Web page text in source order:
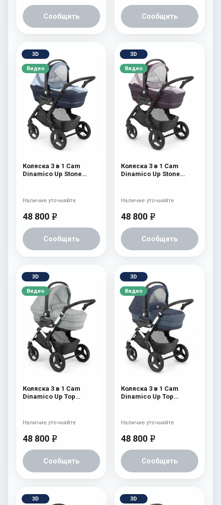
Сообщить Сообщить
3D
Видео
Коляска 3 в 1 Cam
Dinamico Up Stone
48 800 e
Сообщить
Наличие уточняйте
3D
Видео
Коляска 3 в 1 Cam
Dinamico Up Stone
48 800 e
Сообщить
Наличие уточняйте
3D
Видео
Коляска 3 в 1 Cam
Dinamico Up Top
48 800 e
Сообщить
Наличие уточняйте
3D
Видео
Коляска 3 в 1 Cam
Dinamico Up Top
48 800 e
Сообщить
Наличие уточняйте
3D 3D